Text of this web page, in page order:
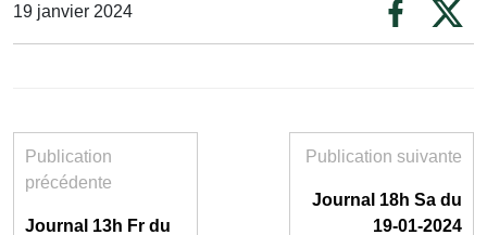
19 janvier 2024
Publication
précédente
Journal 13h Fr du
Publication suivante
Journal 18h Sa du
19-01-2024